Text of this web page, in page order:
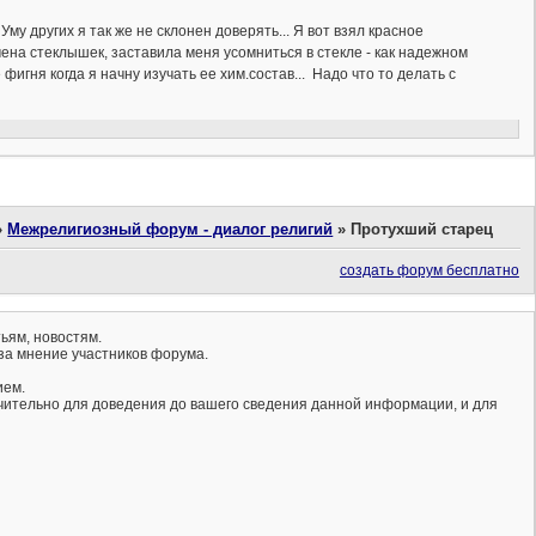
других я так же не склонен доверять... Я вот взял красное
стеклышек, заставила меня усомниться в стекле - как надежном
когда я начну изучать ее хим.состав... Надо что то делать с
Межрелигиозный форум - диалог религий »Протухший старец
создать форум бесплатно
новостям.
мнение участников форума.
для доведения до вашего сведения данной информации, и для